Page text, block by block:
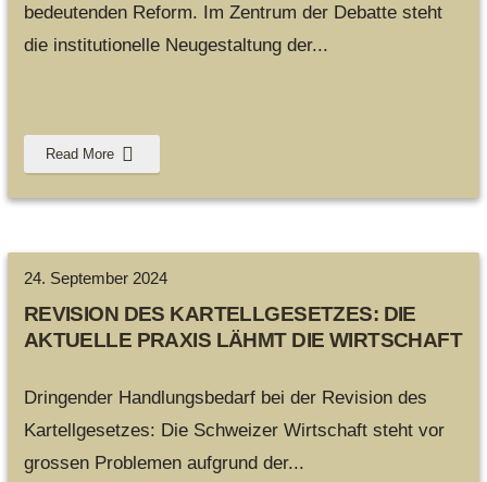
bedeutenden Reform. Im Zentrum der Debatte steht
die institutionelle Neugestaltung der...
Read More
24. September 2024
REVISION DES KARTELLGESETZES: DIE
AKTUELLE PRAXIS LÄHMT DIE WIRTSCHAFT
Dringender Handlungsbedarf bei der Revision des
Kartellgesetzes: Die Schweizer Wirtschaft steht vor
grossen Problemen aufgrund der...